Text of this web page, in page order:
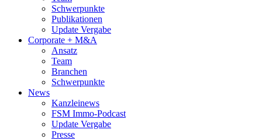
Schwerpunkte
Publikationen
Update Vergabe
Corporate + M&A
Ansatz
Team
Branchen
Schwerpunkte
News
Kanzleinews
FSM Immo-Podcast
Update Vergabe
Presse